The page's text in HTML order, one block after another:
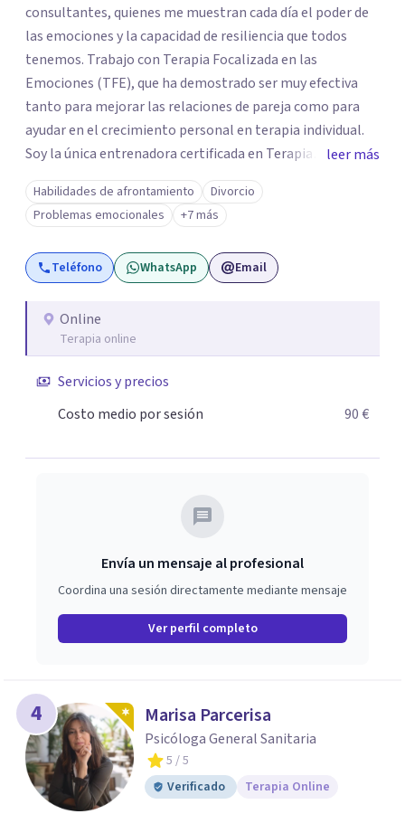
consultantes, quienes me muestran cada día el poder de
las emociones y la capacidad de resiliencia que todos
tenemos. Trabajo con Terapia Focalizada en las
Emociones (TFE), que ha demostrado ser muy efectiva
tanto para mejorar las relaciones de pareja como para
ayudar en el crecimiento personal en terapia individual.
Soy la única entrenadora certificada en Terapia
Focalizada en las Emociones (TFE) en España, además de
supervisora y terapeuta certificada. La TFE ha
demostrado una mejora significativa en las relaciones,
con un 70-75% de éxito y felicidad duradera. Este enfoque
también transforma la vida en terapia individual,
emocional. Desde que me gradué en Psicología en 2002,
siempre he estado en constante aprendizaje y
Máster en Terapia Cognitivo-Conductual y otro en
Psicodrama, profundizando en la mente humana y las
ofrecerte un espacio de confianza donde podamos
relaciones. Estoy aquí para acompañarte en ese proceso.
leer más
Habilidades de afrontamiento
Divorcio
Problemas emocionales
+7 más
Teléfono WhatsApp Email
Online
Terapia online
Servicios y precios
Costo medio por sesión
90 €
Envía un mensaje al profesional
Coordina una sesión directamente mediante mensaje
Ver perfil completo
4 Marisa Parcerisa
Psicóloga General Sanitaria
5 / 5
Verificado
Terapia Online